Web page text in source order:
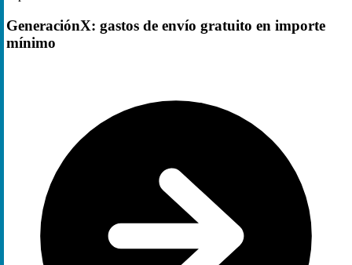
GeneraciónX: gastos de envío gratuito en importe
mínimo